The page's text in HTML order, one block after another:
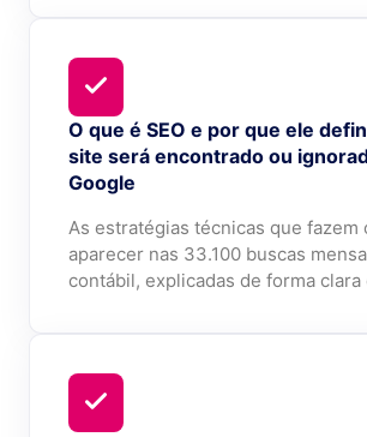
O que é SEO e por que ele
site será encontrado ou
Google
As estratégias técnicas que fazem
aparecer nas 33.100 buscas
contábil, explicadas de forma clara